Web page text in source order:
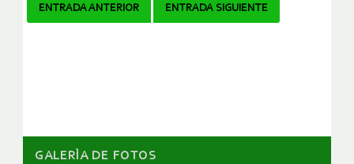
Navegador
ENTRADA ANTERIOR ENTRADA SIGUIENTE
GALERÌA DE FOTOS